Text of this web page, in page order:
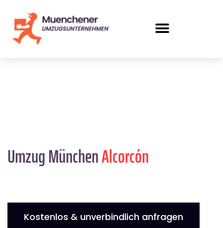
Umzug MünchenAlcorcón
Kostenlos & unverbindlich anfragen